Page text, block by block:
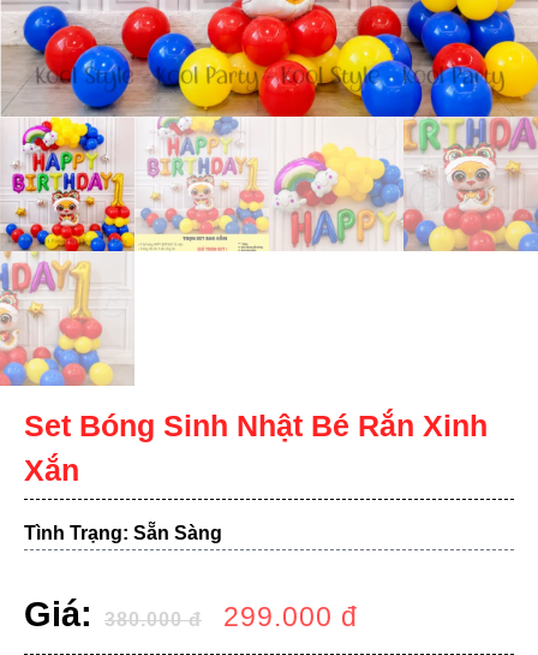
Set Bóng Sinh Nhật Bé Rắn Xinh
Xắn
Tình Trạng: Sẵn Sàng
Giá: 380.000đ 299.000 đ